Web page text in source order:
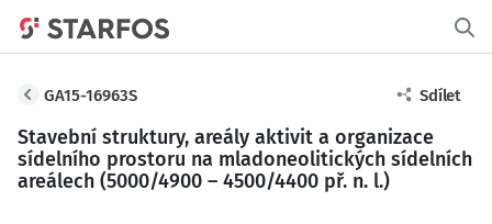
GA15-16963S Sdílet
Stavební struktury, areály aktivit a organizace
sídelního prostoru na mladoneolitických sídelních
areálech (5000/4900 – 4500/4400 př. n. l.)